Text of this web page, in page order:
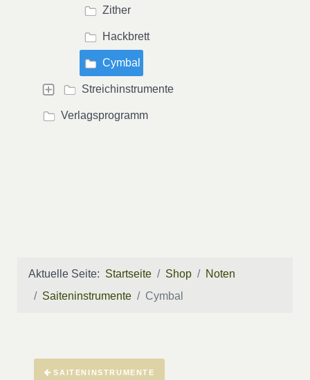
Zither
Hackbrett
Cymbal
Streichinstrumente
Verlagsprogramm
Aktuelle Seite: Startseite Shop
Noten
Saiteninstrumente
Cymbal
SAITENINSTRUMENTE